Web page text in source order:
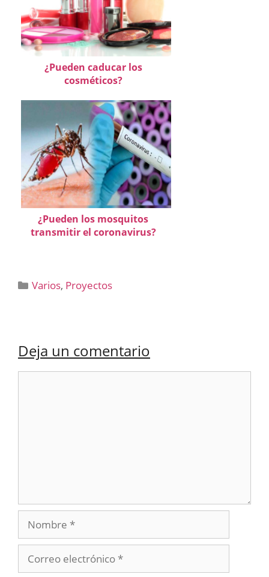
¿Pueden caducar los
cosméticos?
¿Pueden los mosquitos
transmitir el coronavirus?
Categorías
Varios, Proyectos
Deja un comentario
Nombre
electrónico